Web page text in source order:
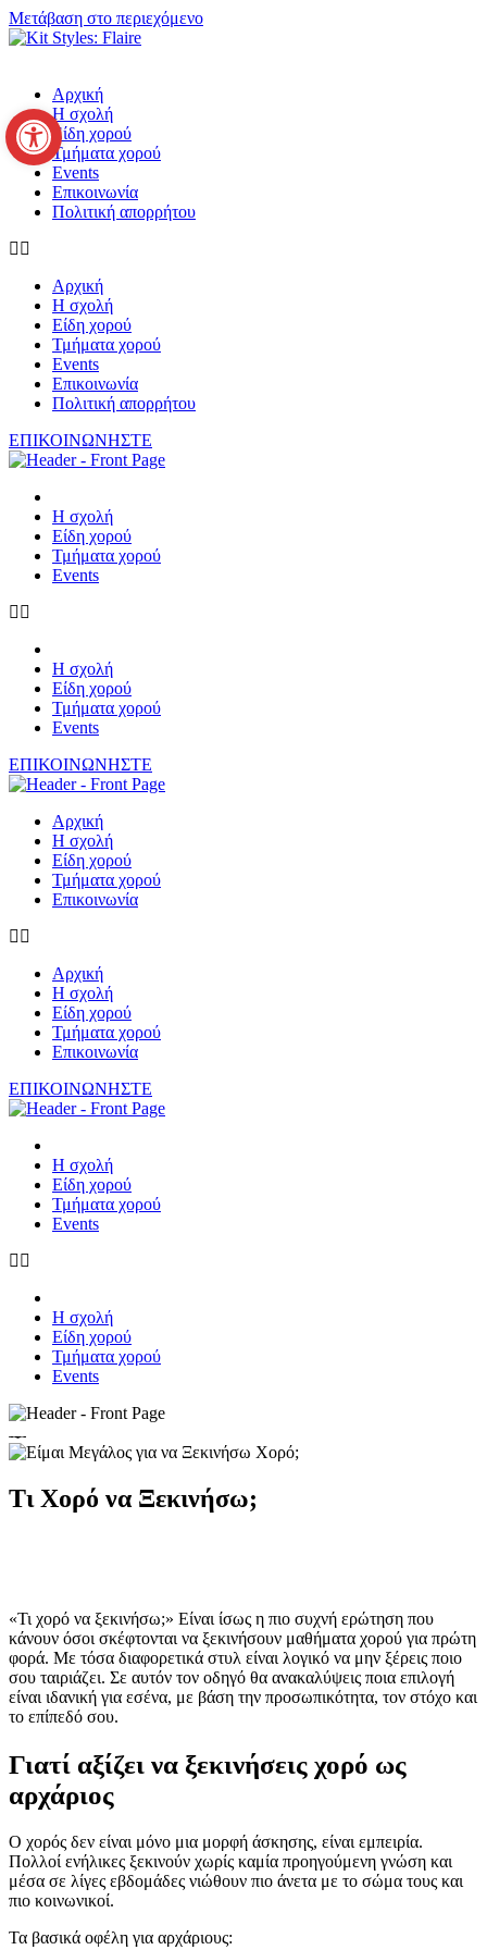
Μετάβαση στο περιεχόμενο
Αρχική
Η σχολή
Είδη χορού
Τμήματα χορού
Events
Επικοινωνία
Πολιτική απορρήτου
Αρχική
Η σχολή
Είδη χορού
Τμήματα χορού
Events
Επικοινωνία
Πολιτική απορρήτου
ΕΠΙΚΟΙΝΩΝΗΣΤΕ
Η σχολή
Είδη χορού
Τμήματα χορού
Events
Η σχολή
Είδη χορού
Τμήματα χορού
Events
ΕΠΙΚΟΙΝΩΝΗΣΤΕ
Αρχική
Η σχολή
Είδη χορού
Τμήματα χορού
Επικοινωνία
Αρχική
Η σχολή
Είδη χορού
Τμήματα χορού
Επικοινωνία
ΕΠΙΚΟΙΝΩΝΗΣΤΕ
Η σχολή
Είδη χορού
Τμήματα χορού
Events
Η σχολή
Είδη χορού
Τμήματα χορού
Events
Τι Χορό να Ξεκινήσω;
«Τι χορό να ξεκινήσω;» Είναι ίσως η πιο συχνή ερώτηση που
κάνουν όσοι σκέφτονται να ξεκινήσουν μαθήματα χορού για πρώτη
φορά. Με τόσα διαφορετικά στυλ είναι λογικό να μην ξέρεις ποιο
σου ταιριάζει. Σε αυτόν τον οδηγό θα ανακαλύψεις ποια επιλογή
είναι ιδανική για εσένα, με βάση την προσωπικότητα, τον στόχο και
το επίπεδό σου.
Γιατί αξίζει να ξεκινήσεις χορό ως
αρχάριος
Ο χορός δεν είναι μόνο μια μορφή άσκησης, είναι εμπειρία.
Πολλοί ενήλικες ξεκινούν χωρίς καμία προηγούμενη γνώση και
μέσα σε λίγες εβδομάδες νιώθουν πιο άνετα με το σώμα τους και
πιο κοινωνικοί.
Τα βασικά οφέλη για αρχάριους:
Ανοίξτε τη γραμμή εργαλείων